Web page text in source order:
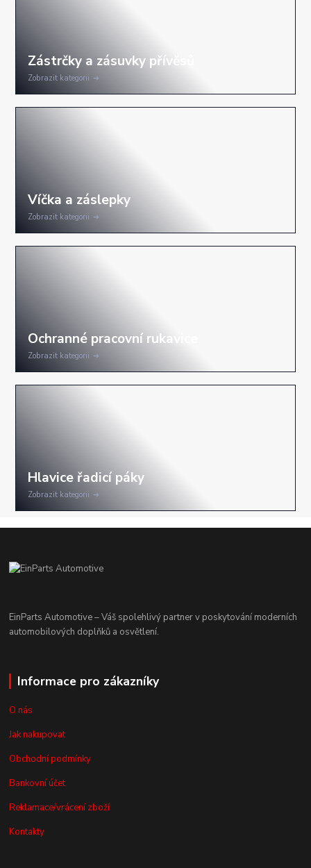
Zobrazit kategorii
Zobrazit kategorii
Zobrazit kategorii
Zobrazit kategorii
EinParts Automotive – Váš spolehlivý partner v poskytování moderních
automobilových doplňků a osvětlení.
Informace pro zákazníky
O nás
Jak nakupovat
Obchodní podmínky
Bankovní účet
Reklamace/vrácení zboží
Kontakty